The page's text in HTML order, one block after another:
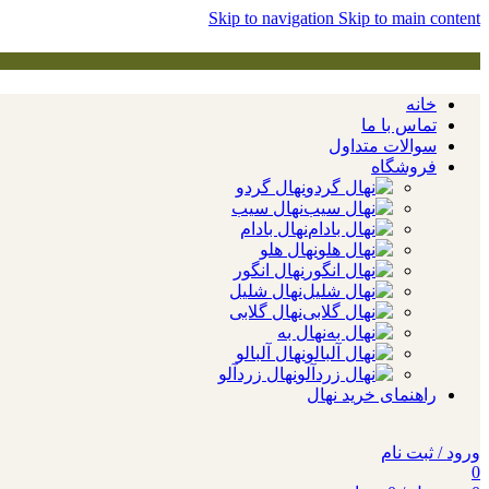
Skip to navigation Skip to main content
خانه
تماس با ما
سوالات متداول
فروشگاه
نهال گردو
نهال سیب
نهال بادام
نهال هلو
نهال انگور
نهال شلیل
نهال گلابی
نهال به
نهال آلبالو
نهال زردآلو
راهنمای خرید نهال
ورود / ثبت نام
0